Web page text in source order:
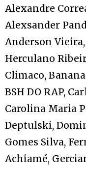
Alexandre
Alexsander
Anderson
Herculano
Climaco,
BSH DO RAP,
Carolina Maria
Deptulski,
Gomes Silva,
Achiamé,